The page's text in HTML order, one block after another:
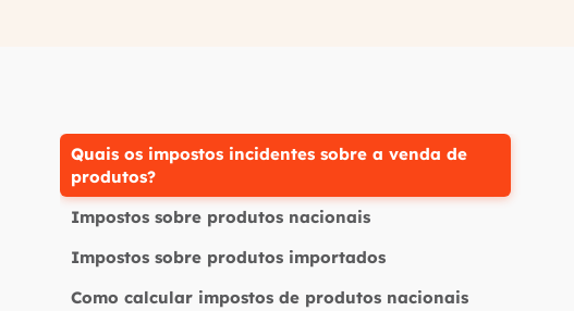
Quais os impostos incidentes sobre a venda de
produtos?
Impostos sobre produtos nacionais
Impostos sobre produtos importados
Como calcular impostos de produtos nacionais